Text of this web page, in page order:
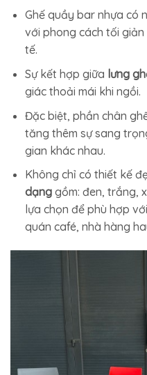
Ghế quầy bar nhựa có
với phong cách tối
tế.
Sự kết hợp giữa lưng
giác thoải mái khi ngồi.
Đặc biệt, phần chân
tăng thêm sự sang
gian khác nhau.
Không chỉ có thiết kế
dạnggồm: đen, trắng,
lựa chọn để phù hợp
quán café, nhà hàng